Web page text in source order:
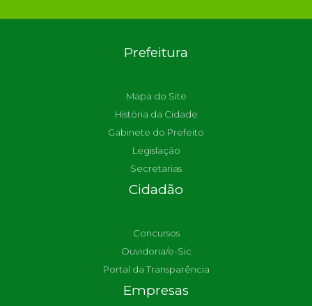
Prefeitura
Mapa do Site
História da Cidade
Gabinete do Prefeito
Legislação
Secretarias
Cidadão
Concursos
Ouvidoria/e-Sic
Portal da Transparência
Empresas